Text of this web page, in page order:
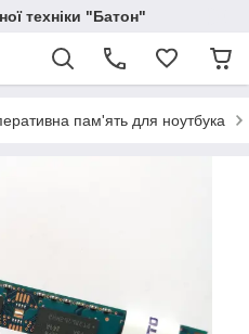
техніки "Батон"
пам'ять для ноутбука